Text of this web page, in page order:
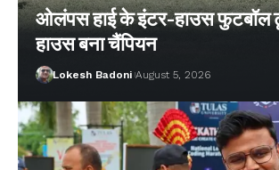
ओलंपस हाई के इंटर-हाउस फुटबॉल
हाउस बना चैंपियन
Lokesh Badoni August 5, 2026